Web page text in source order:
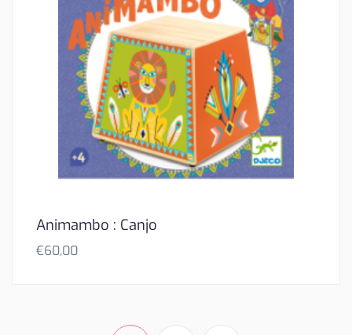
Animambo : Canjo
€60,00